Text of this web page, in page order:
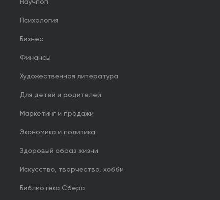
Научпоп
Психология
Бизнес
Финансы
Художественная литература
Для детей и родителей
Маркетинг и продажи
Экономика и политика
Здоровый образ жизни
Искусство, творчество, хобби
Библиотека Сбера